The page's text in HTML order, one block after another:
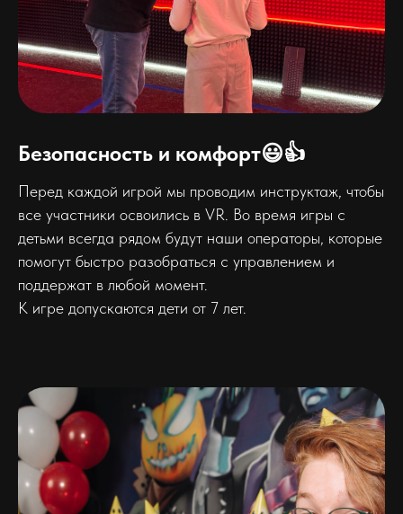
Безопасность и комфорт😃👍
Перед каждой игрой мы проводим инструктаж, чтобы
все участники освоились в VR. Во время игры с
детьми всегда рядом будут наши операторы, которые
помогут быстро разобраться с управлением и
поддержат в любой момент.
К игре допускаются дети от 7 лет.